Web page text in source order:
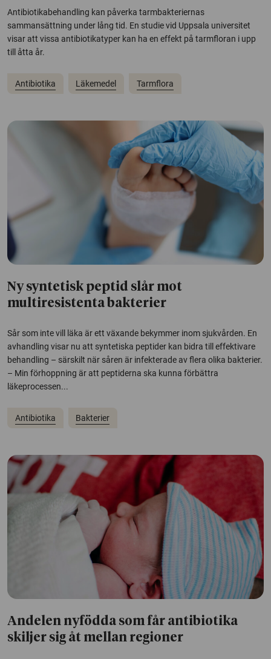
Antibiotikabehandling kan påverka tarmbakteriernas
sammansättning under lång tid. En studie vid Uppsala universitet
visar att vissa antibiotikatyper kan ha en effekt på tarmfloran i upp
till åtta år.
Antibiotika Läkemedel Tarmflora
Ny syntetisk peptid slår mot
multiresistenta bakterier
Sår som inte vill läka är ett växande bekymmer inom sjukvården. En
avhandling visar nu att syntetiska peptider kan bidra till effektivare
behandling – särskilt när såren är infekterade av flera olika bakterier.
– Min förhoppning är att peptiderna ska kunna förbättra
läkeprocessen...
Antibiotika Bakterier
Andelen nyfödda som får antibiotika
skiljer sig åt mellan regioner